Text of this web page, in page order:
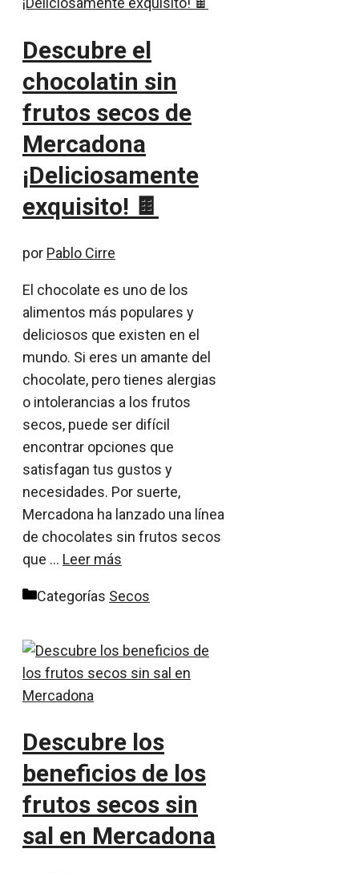
Descubre el
chocolatin sin
frutos secos de
Mercadona
¡Deliciosamente
exquisito! 🍫
por Pablo Cirre
El chocolate es uno de los
alimentos más populares y
deliciosos que existen en el
mundo. Si eres un amante del
chocolate, pero tienes alergias
o intolerancias a los frutos
secos, puede ser difícil
encontrar opciones que
satisfagan tus gustos y
necesidades. Por suerte,
Mercadona ha lanzado una línea
de chocolates sin frutos secos
que … Leer más
Categorías Secos
Descubre los
beneficios de los
frutos secos sin
sal en Mercadona